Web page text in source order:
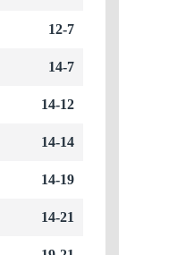
12-7
14-7
14-12
14-14
14-19
14-21